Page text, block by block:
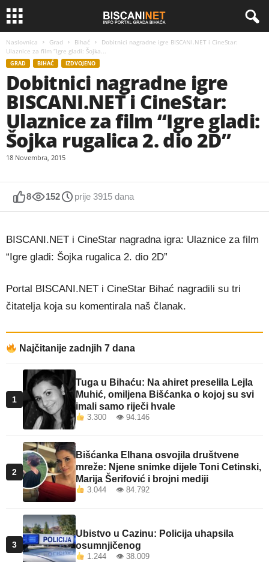
Naslovnica Grad Bihać
Dobitnici nagradne igre BISCANI.NET i CineStar:
Ulaznice za film “Igre gladi: Šojka...
GRAD BIHAĆ IZDVOJENO
Dobitnici nagradne igre
BISCANI.NET i CineStar:
Ulaznice za film “Igre gladi:
Šojka rugalica 2. dio 2D”
18 Novembra, 2015
8 152 prije 3915 dana
BISCANI.NET i CineStar nagradna igra: Ulaznice za film
“Igre gladi: Šojka rugalica 2. dio 2D”
Portal BISCANI.NET i CineStar Bihać nagradili su tri
čitatelja koja su komentirala naš članak.
Najčitanije zadnjih 7 dana
1
Tuga u Bihaću: Na ahiret preselila Lejla
Muhić, omiljena Bišćanka o kojoj su svi
imali samo riječi hvale
3.300 👁 94.146
2
Bišćanka Elhana osvojila društvene
mreže: Njene snimke dijele Toni Cetinski,
Marija Šerifović i brojni mediji
3.044 👁 84.792
3
Ubistvo u Cazinu: Policija uhapsila
osumnjičenog
1.244 👁 38.009